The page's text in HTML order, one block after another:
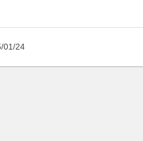
01/24